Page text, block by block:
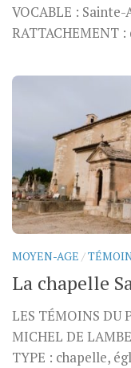
VOCABLE :
RATTACHEMENT :
MOYEN-AGE /
La chapelle
LES TÉMOINS DU
MICHEL DE
TYPE : chapelle,